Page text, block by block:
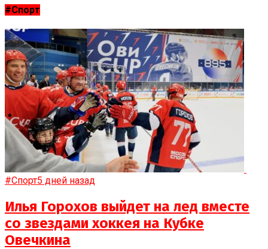
#Спорт
#Спорт5 дней назад
Илья Горохов выйдет на лед вместе
со звездами хоккея на Кубке
Овечкина